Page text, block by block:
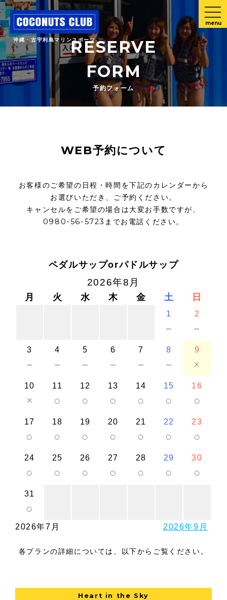
沖縄・古宇利島マリンスポーツ
menu
RESERVE
FORM
予約フォーム
WEB予約について
お客様のご希望の日程・時間を下記のカレンダーから
お選びいただき、ご予約ください。
キャンセルをご希望の場合は大変お手数ですが、
0980-56-5723までお電話ください。
ペダルサップorパドルサップ
2026年8月
月 火 水 木 金 土 日
1
－
2
－
3
－
4
－
5
－
6
－
7
－
8
－
9
×
10
×
11
○
12
○
13
○
14
○
15
○
16
○
17
○
18
○
19
○
20
○
21
○
22
○
23
○
24
○
25
○
26
○
27
○
28
○
29
○
30
○
31
○
2026年7月 2026年9月
各プランの詳細については、以下からご覧ください。
Heart in the Sky